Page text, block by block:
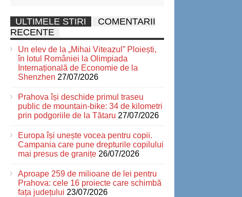
ULTIMELE STIRI
COMENTARII
RECENTE
Un elev de la „Mihai Viteazul” Ploiești,
în lotul României la Olimpiada
Internațională de Economie de la
Shenzhen 27/07/2026
Prahova își deschide primul traseu
public de mountain-bike: 34 de kilometri
prin podgoriile de la Tătaru 27/07/2026
Europa își unește vocea pentru copii.
Campania care pune drepturile copilului
mai presus de granițe 26/07/2026
Aproape 259 de milioane de lei pentru
Prahova: cele 16 proiecte care schimbă
fața județului 23/07/2026